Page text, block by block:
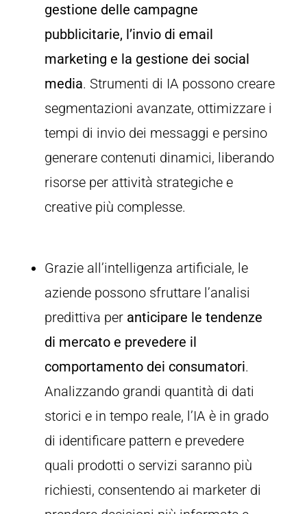
gestione delle campagne
pubblicitarie, l’invio di email
marketing e la gestione dei social
media. Strumenti di IA possono creare
segmentazioni avanzate, ottimizzare i
tempi di invio dei messaggi e persino
generare contenuti dinamici, liberando
risorse per attività strategiche e
creative più complesse.
Grazie all’intelligenza artificiale, le
aziende possono sfruttare l’analisi
predittiva per anticipare le tendenze
di mercato e prevedere il
comportamento dei consumatori.
Analizzando grandi quantità di dati
storici e in tempo reale, l’IA è in grado
di identificare pattern e prevedere
quali prodotti o servizi saranno più
richiesti, consentendo ai marketer di